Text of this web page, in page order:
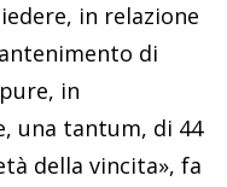
in relazione
di
in
una tantum, di 44
della vincita», fa